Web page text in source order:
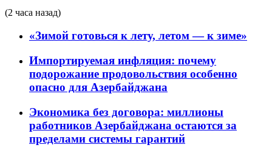
(2 часа назад)
«Зимой готовься к лету, летом — к зиме»
Импортируемая инфляция: почему
подорожание продовольствия особенно
опасно для Азербайджана
Экономика без договора: миллионы
работников Азербайджана остаются за
пределами системы гарантий